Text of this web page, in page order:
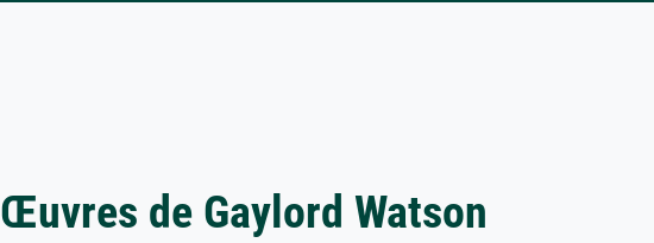
Œuvres de Gaylord Watson